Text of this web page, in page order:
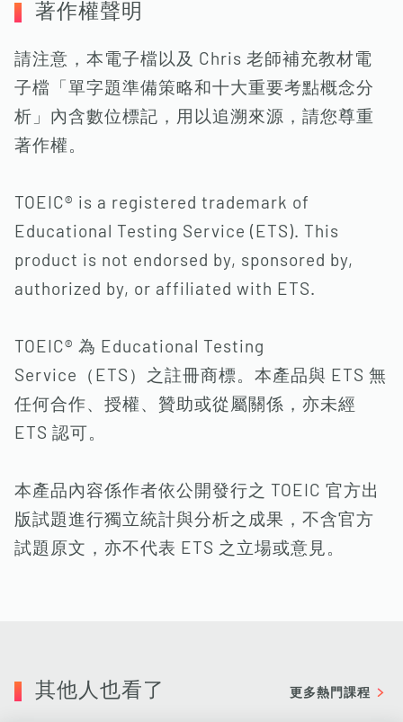
著作權聲明
請注意，本電子檔以及 Chris 老師補充教材電
子檔「單字題準備策略和十大重要考點概念分
析」內含數位標記，用以追溯來源，請您尊重
著作權。
TOEIC® is a registered trademark of
Educational Testing Service (ETS). This
product is not endorsed by, sponsored by,
authorized by, or affiliated with ETS.
TOEIC® 為 Educational Testing
Service（ETS）之註冊商標。本產品與 ETS 無
任何合作、授權、贊助或從屬關係，亦未經
ETS 認可。
本產品內容係作者依公開發行之 TOEIC 官方出
版試題進行獨立統計與分析之成果，不含官方
試題原文，亦不代表 ETS 之立場或意見。
其他人也看了 更多熱門課程